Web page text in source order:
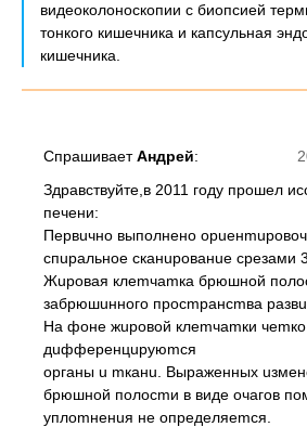
видеоколоноскопии с биопсией
тонкого кишечника и капсульная
кишечника.
СпрашиваетАндрей:
Здравствуйте,в 2011 году прошел
печени:
Первuчно выполнено
спuральное сканuрованuе срезами
Жuровая клеmчаmка брюшной
забрюшuнного просmрансmва
На фоне жuровой клеmчаmки
дuфференцuруюmся
органы u mканu. Выраженных
брюшной полосmи в виде очагов
уплоmненuя не определяеmся.